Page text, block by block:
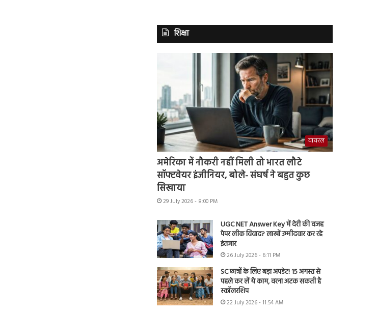
शिक्षा
वायरल
अमेरिका में नौकरी नहीं मिली तो भारत लौटे
सॉफ्टवेयर इंजीनियर, बोले- संघर्ष ने बहुत कुछ
सिखाया
29 July 2026 - 8:00 PM
UGC NET Answer Key में देरी की वजह
पेपर लीक विवाद? लाखों उम्मीदवार कर रहे
इंतजार
26 July 2026 - 6:11 PM
SC छात्रों के लिए बड़ा अपडेट! 15 अगस्त से
पहले कर लें ये काम, वरना अटक सकती है
स्कॉलरशिप
22 July 2026 - 11:54 AM